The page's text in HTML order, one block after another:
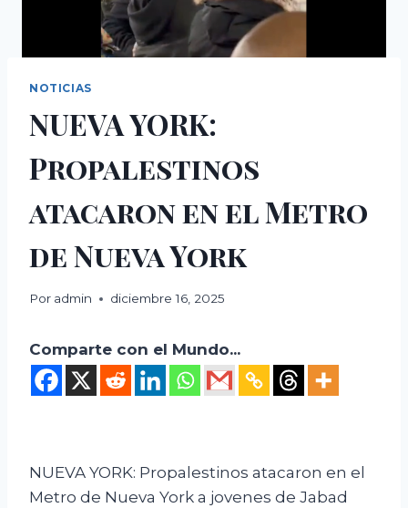
NOTICIAS
NUEVA YORK:
Propalestinos
atacaron en el Metro
de Nueva York
Por admin diciembre 16, 2025
Comparte con el Mundo...
NUEVA YORK: Propalestinos atacaron en el
Metro de Nueva York a jovenes de Jabad